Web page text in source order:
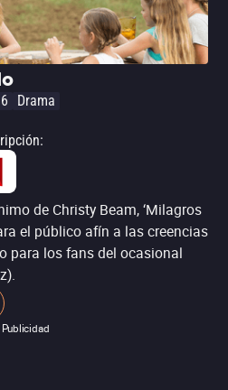
Drama
:
de Christy Beam, ‘Milagros
el público afín a las creencias
para los fans del ocasional
Publicidad